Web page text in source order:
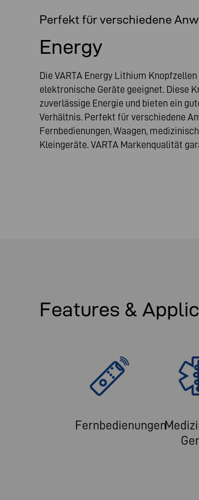
Perfekt für verschiedene
Energy
Die VARTA Energy Lithium
elektronische Geräte geeignet. Diese
zuverlässige Energie und bieten ein
Verhältnis. Perfekt für verschiedene
Fernbedienungen, Waagen,
Kleingeräte. VARTA Markenqualität
Features &
Fernbedienungen